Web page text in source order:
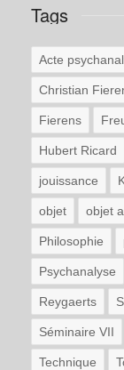
Tags
Acte
Christian
Fierens
Hubert Ricard
jouissance
objet objet a
Philosophie
Psychanalyse
Reygaerts
Séminaire VII
Technique